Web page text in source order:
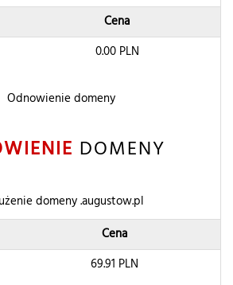
Cena
0.00PLN
DOMENY
domeny .augustow.pl
Cena
69.91 PLN